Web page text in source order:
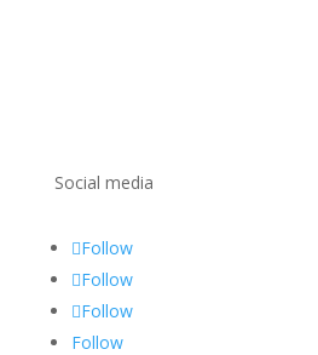
Social media
Follow
Follow
Follow
Follow